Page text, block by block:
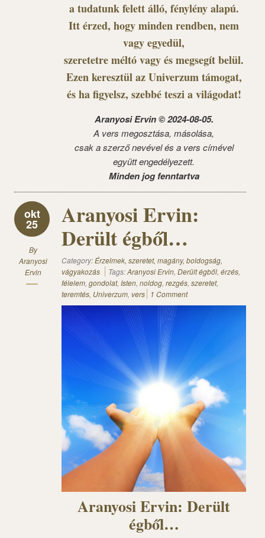
a tudatunk felett álló, fénylény alapú.
Itt érzed, hogy minden rendben, nem
vagy egyedül,
szeretetre méltó vagy és megsegít belül.
Ezen keresztül az Univerzum támogat,
és ha figyelsz, szebbé teszi a világodat!
Aranyosi Ervin © 2024-08-05.
A vers megosztása, másolása,
csak a szerző nevével és a vers címével
együtt engedélyezett.
Minden jog fenntartva
okt
25
By
Aranyosi
Ervin
Aranyosi Ervin:
Derült égből…
Category:Érzelmek, szeretet, magány, boldogság,
vágyakozás
Tags:Aranyosi Ervin, Derült égből, érzés,
félelem, gondolat, Isten, noldog, rezgés, szeretet,
teremtés, Univerzum, vers 1 Comment
Aranyosi Ervin: Derült
égből…